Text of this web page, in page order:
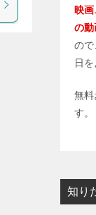
映
の動
ので
日
無料
す。
知り